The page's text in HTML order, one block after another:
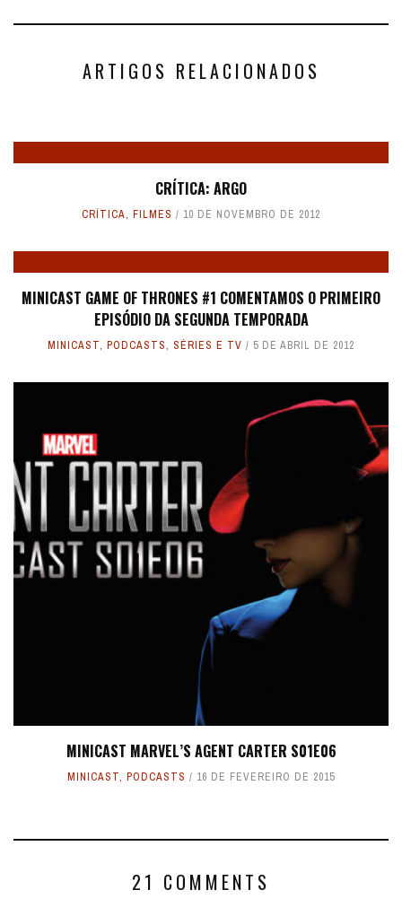
ARTIGOS RELACIONADOS
CRÍTICA: ARGO
CRÍTICA, FILMES 10 DE NOVEMBRO DE 2012
MINICAST GAME OF THRONES #1 COMENTAMOS O PRIMEIRO
EPISÓDIO DA SEGUNDA TEMPORADA
MINICAST, PODCASTS, SÉRIES E TV 5 DE ABRIL DE 2012
MINICAST MARVEL’S AGENT CARTER S01E06
MINICAST, PODCASTS 16 DE FEVEREIRO DE 2015
21 COMMENTS